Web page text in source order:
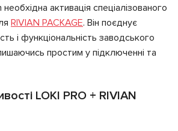
активація спеціалізованого
RIVIAN PACKAGE. Він поєднує
і функціональність заводського
простим у підключенні та
LOKI PRO + RIVIAN